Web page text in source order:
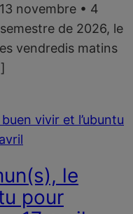
novembre • 4
de 2026, le
vendredis matins
le
pour